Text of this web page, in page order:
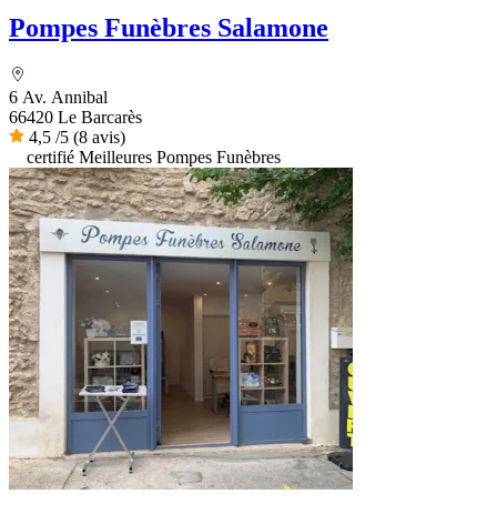
Pompes Funèbres Salamone
6 Av. Annibal
66420 Le Barcarès
4,5 /5 (8 avis)
certifié Meilleures Pompes Funèbres